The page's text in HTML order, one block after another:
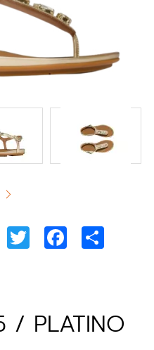
Twitter Facebook
/ PLATINO